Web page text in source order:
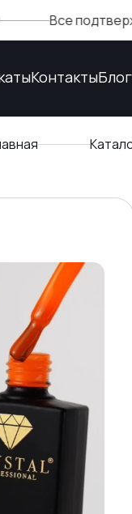
подтверждения
КонтактыБлог